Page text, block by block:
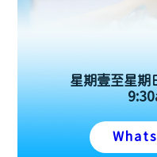
星期壹至星期